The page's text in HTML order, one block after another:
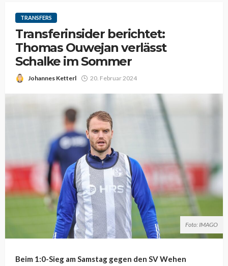
TRANSFERS
Transferinsider berichtet:
Thomas Ouwejan verlässt
Schalke im Sommer
Johannes Ketterl 20. Februar 2024
Foto: IMAGO
Beim 1:0-Sieg am Samstag gegen den SV Wehen